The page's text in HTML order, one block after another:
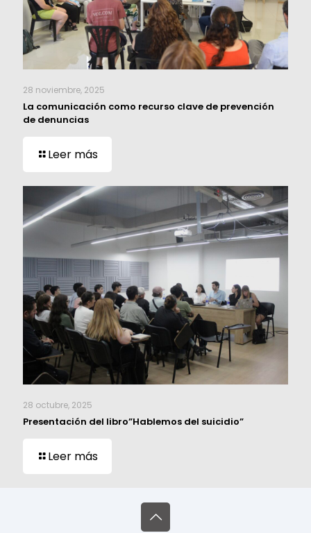
28 noviembre, 2025
La comunicación como recurso clave de prevención
de denuncias
Leer más
28 octubre, 2025
Presentación del libro”Hablemos del suicidio”
Leer más